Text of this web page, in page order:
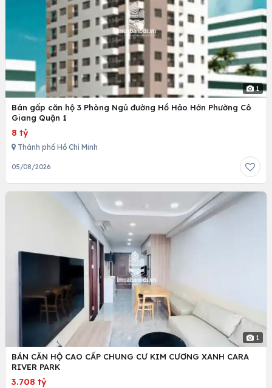
1
Bán gấp căn hộ 3 Phòng Ngủ đường Hồ Hảo Hớn Phường Cô
Giang Quận 1
8 tỷ
Thành phố Hồ Chí Minh
05/08/2026
1
BÁN CĂN HỘ CAO CẤP CHUNG CƯ KIM CƯƠNG XANH CARA
RIVER PARK
3.708 tỷ